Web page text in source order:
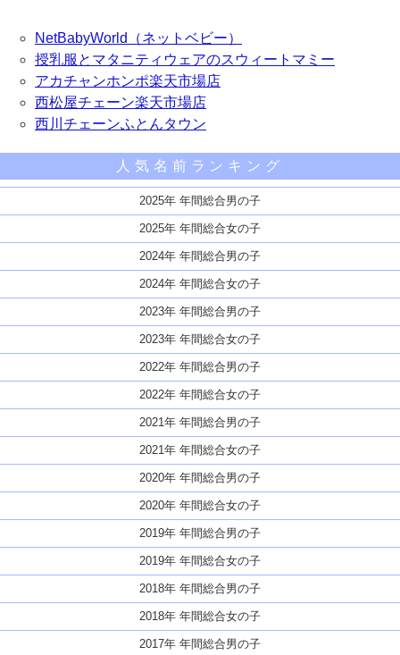
NetBabyWorld（ネットベビー）
授乳服とマタニティウェアのスウィートマミー
アカチャンホンポ楽天市場店
西松屋チェーン楽天市場店
西川チェーンふとんタウン
人気名前ランキング
2025年 年間総合男の子
2025年 年間総合女の子
2024年 年間総合男の子
2024年 年間総合女の子
2023年 年間総合男の子
2023年 年間総合女の子
2022年 年間総合男の子
2022年 年間総合女の子
2021年 年間総合男の子
2021年 年間総合女の子
2020年 年間総合男の子
2020年 年間総合女の子
2019年 年間総合男の子
2019年 年間総合女の子
2018年 年間総合男の子
2018年 年間総合女の子
2017年 年間総合男の子